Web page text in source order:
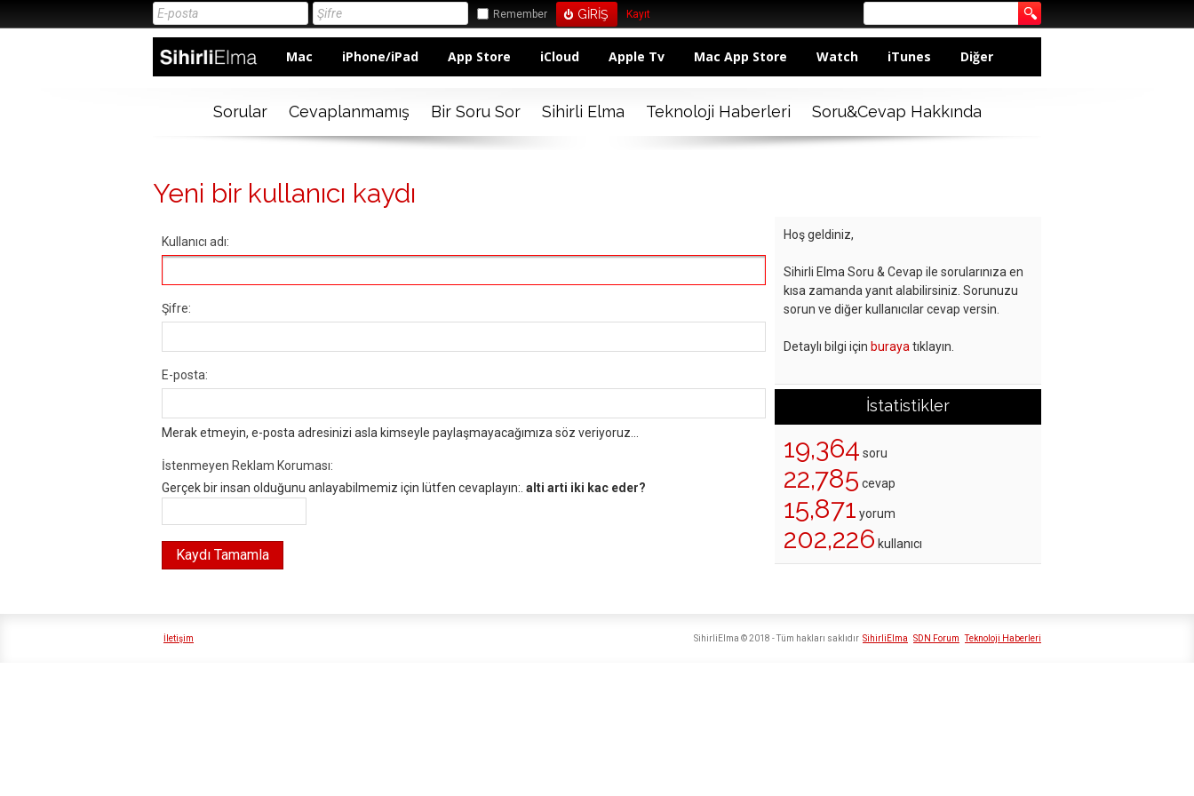
Remember Kayıt
Mac iPhone/iPad App Store iCloud Apple Tv Mac App Store Watch iTunes Diğer
Sorular Cevaplanmamış Bir Soru Sor Sihirli Elma Teknoloji Haberleri Soru&Cevap Hakkında
Yeni bir kullanıcı kaydı
Kullanıcı adı:
Şifre:
E-posta:
Merak etmeyin, e-posta adresinizi asla kimseyle paylaşmayacağımıza söz veriyoruz...
İstenmeyen Reklam Koruması:
Gerçek bir insan olduğunu anlayabilmemiz için lütfen cevaplayın:. alti arti iki kac eder?
Hoş geldiniz,
Sihirli Elma Soru & Cevap ile sorularınıza en
kısa zamanda yanıt alabilirsiniz. Sorunuzu
sorun ve diğer kullanıcılar cevap versin.
Detaylı bilgi için buraya tıklayın.
İstatistikler
19,364 soru
22,785 cevap
15,871 yorum
202,226 kullanıcı
İletişim SihirliElma SDN Forum Teknoloji Haberleri
SihirliElma © 2018 - Tüm hakları saklıdır